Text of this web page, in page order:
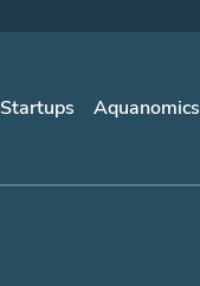
Startups Aquanomics